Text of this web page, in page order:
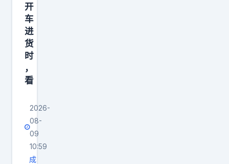
开
车
进
货
时
，
看
2026-
08-
09
10:59
成